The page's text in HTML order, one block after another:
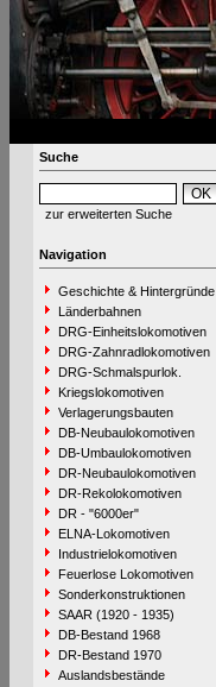
Suche
zur erweiterten Suche
Navigation
Geschichte & Hintergründe
Länderbahnen
DRG-Einheitslokomotiven
DRG-Zahnradlokomotiven
DRG-Schmalspurlok.
Kriegslokomotiven
Verlagerungsbauten
DB-Neubaulokomotiven
DB-Umbaulokomotiven
DR-Neubaulokomotiven
DR-Rekolokomotiven
DR - "6000er"
ELNA-Lokomotiven
Industrielokomotiven
Feuerlose Lokomotiven
Sonderkonstruktionen
SAAR (1920 - 1935)
DB-Bestand 1968
DR-Bestand 1970
Auslandsbestände